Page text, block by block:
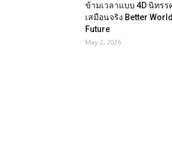
ข้ามเวลาแบบ 4D นิทรร
เสมือนจริง Better
Future
May 2, 2026